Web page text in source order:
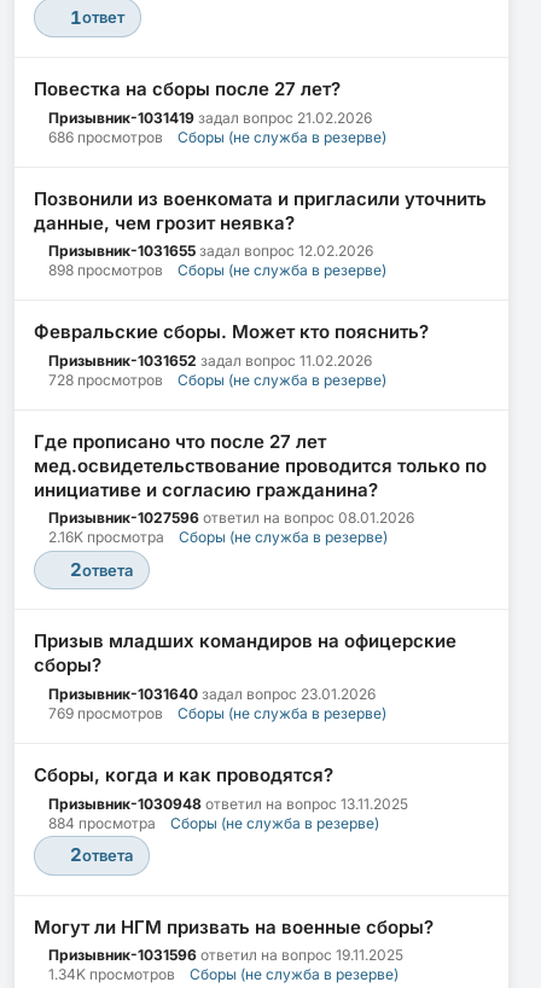
1ответ
Повестка на сборы после 27 лет?
Призывник-1031419 задал вопрос 21.02.2026
686 просмотров
Сборы (не служба в резерве)
Позвонили из военкомата и пригласили уточнить
данные, чем грозит неявка?
Призывник-1031655 задал вопрос 12.02.2026
898 просмотров
Сборы (не служба в резерве)
Февральские сборы. Может кто пояснить?
Призывник-1031652 задал вопрос 11.02.2026
728 просмотров
Сборы (не служба в резерве)
Где прописано что после 27 лет
мед.освидетельствование проводится только по
инициативе и согласию гражданина?
Призывник-1027596 ответил на вопрос 08.01.2026
2.16K просмотра
Сборы (не служба в резерве)
2ответа
Призыв младших командиров на офицерские
сборы?
Призывник-1031640 задал вопрос 23.01.2026
769 просмотров
Сборы (не служба в резерве)
Сборы, когда и как проводятся?
Призывник-1030948 ответил на вопрос 13.11.2025
884 просмотра
Сборы (не служба в резерве)
2ответа
Могут ли НГМ призвать на военные сборы?
Призывник-1031596 ответил на вопрос 19.11.2025
1.34K просмотров
Сборы (не служба в резерве)